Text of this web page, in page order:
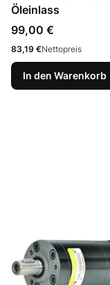
Öleinlass
Preis
99,00 €
Preis
83,19 €Nettopreis
In den Warenkorb